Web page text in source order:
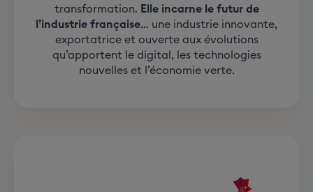
transformation. Elle incarne le futur de
l’industrie française… une industrie innovante,
exportatrice et ouverte aux évolutions
qu’apportent le digital, les technologies
nouvelles et l’économie verte.